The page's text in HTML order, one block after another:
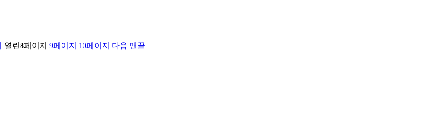
열린8페이지 9페이지 10페이지 다음 맨끝